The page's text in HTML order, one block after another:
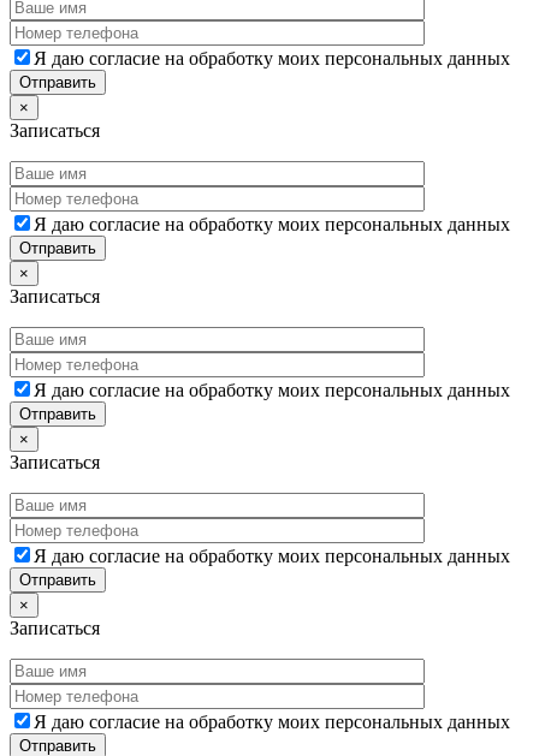
Я даю согласие на обработку моих персональных данных
×
Записаться
Я даю согласие на обработку моих персональных данных
×
Записаться
Я даю согласие на обработку моих персональных данных
×
Записаться
Я даю согласие на обработку моих персональных данных
×
Записаться
Я даю согласие на обработку моих персональных данных